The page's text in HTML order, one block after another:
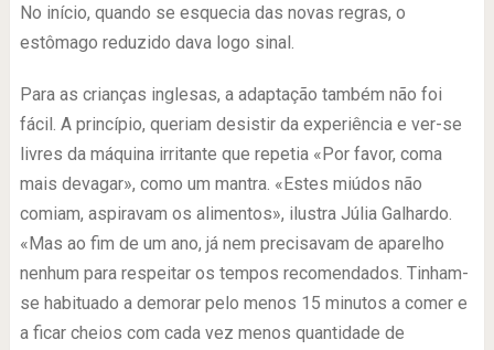
No início, quando se esquecia das novas regras, o
estômago reduzido dava logo sinal.
Para as crianças inglesas, a adaptação também não foi
fácil. A princípio, queriam desistir da experiência e ver-se
livres da máquina irritante que repetia «Por favor, coma
mais devagar», como um mantra. «Estes miúdos não
comiam, aspiravam os alimentos», ilustra Júlia Galhardo.
«Mas ao fim de um ano, já nem precisavam de aparelho
nenhum para respeitar os tempos recomendados. Tinham-
se habituado a demorar pelo menos 15 minutos a comer e
a ficar cheios com cada vez menos quantidade de